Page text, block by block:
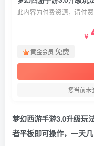
此内容为付费资源，请付
￥
黄金会员 免费
您当前未
梦幻西游手游3.0升级玩
者平板即可操作，一天几